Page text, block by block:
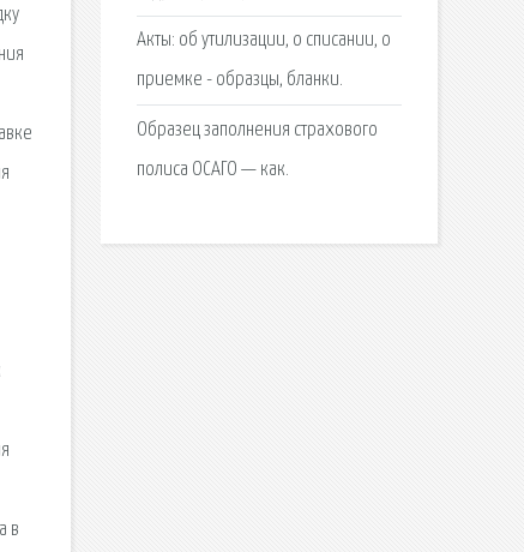
Акты: об утилизации, о списании, о
приемке - образцы, бланки.
Образец заполнения страхового
полиса ОСАГО — как.